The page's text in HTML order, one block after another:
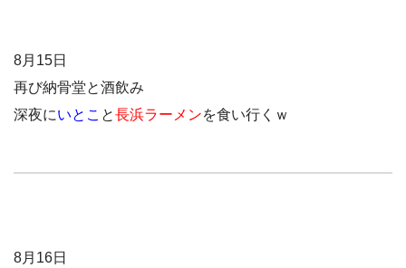
8月15日
再び納骨堂と酒飲み
深夜にいとこ と長浜ラーメンを食い行くｗ
8月16日